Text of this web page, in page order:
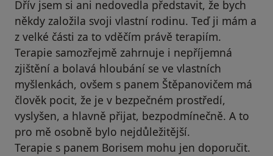
Dřív jsem si ani nedovedla představit, že bych
někdy založila svoji vlastní rodinu. Teď ji mám a
z velké části za to vděčím právě terapiím.
Terapie samozřejmě zahrnuje i nepříjemná
zjištění a bolavá hloubání se ve vlastních
myšlenkách, ovšem s panem Štěpanovičem má
člověk pocit, že je v bezpečném prostředí,
vyslyšen, a hlavně přijat, bezpodmínečně. A to
pro mě osobně bylo nejdůležitější.
Terapie s panem Borisem mohu jen doporučit.